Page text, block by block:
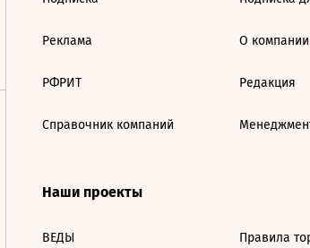
Реклама
РФРИТ
Справочник компаний
О компании
Редакция
Наши проекты
ВЕДЫ Правила